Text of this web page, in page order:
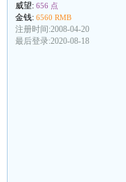
威望: 656 点
金钱: 6560 RMB
注册时间:2008-04-20
最后登录:2020-08-18